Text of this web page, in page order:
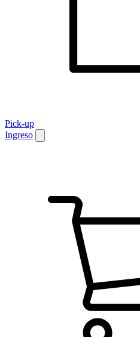
Pick-up
Ingreso